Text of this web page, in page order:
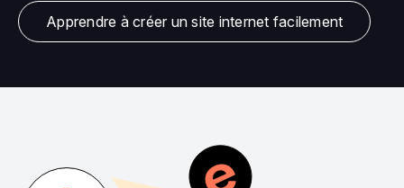
Apprendre à créer un site internet facilement